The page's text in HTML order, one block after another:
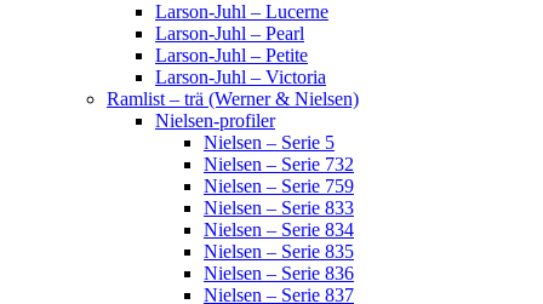
Larson-Juhl – Lucerne
Larson-Juhl – Pearl
Larson-Juhl – Petite
Larson-Juhl – Victoria
Ramlist – trä (Werner & Nielsen)
Nielsen-profiler
Nielsen – Serie 5
Nielsen – Serie 732
Nielsen – Serie 759
Nielsen – Serie 833
Nielsen – Serie 834
Nielsen – Serie 835
Nielsen – Serie 836
Nielsen – Serie 837